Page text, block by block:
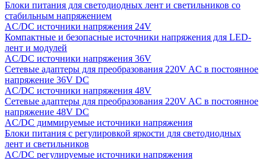
Блоки питания для светодиодных лент и светильников со
стабильным напряжением
AC/DC источники напряжения 24V
Компактные и безопасные источники напряжения для LED-
лент и модулей
AC/DC источники напряжения 36V
Сетевые адаптеры для преобразования 220V AC в постоянное
напряжение 36V DC
AC/DC источники напряжения 48V
Сетевые адаптеры для преобразования 220V AC в постоянное
напряжение 48V DC
AC/DC диммируемые источники напряжения
Блоки питания с регулировкой яркости для светодиодных
лент и светильников
AC/DC регулируемые источники напряжения